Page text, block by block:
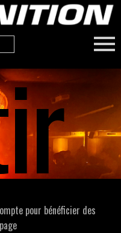
pour bénéficier des